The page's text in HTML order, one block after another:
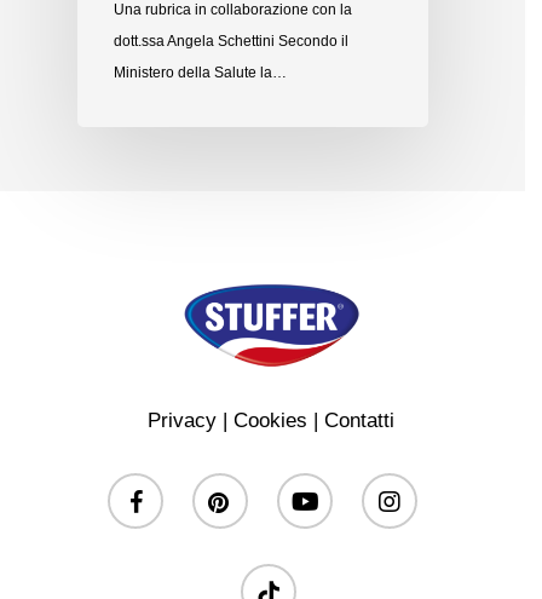
Una rubrica in collaborazione con la
dott.ssa Angela Schettini Secondo il
Ministero della Salute la…
Privacy Cookies Contatti
facebook pinterest youtube instagram
tiktok